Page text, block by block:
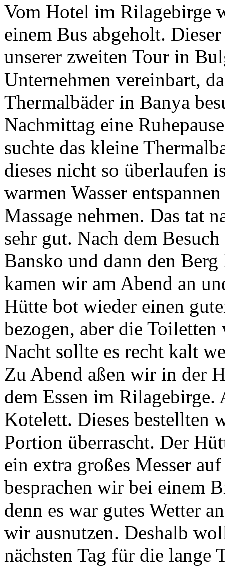
Vom Hotel im Rilagebirge
einem Bus abgeholt.
unserer zweiten Tour in
Unternehmen vereinbart,
Thermalbäder in Banya
Nachmittag eine
suchte das kleine
dieses nicht so überlaufen
warmen Wasser
Massage nehmen. Das tat
sehr gut. Nach dem
Bansko und dann den
kamen wir am Abend an
Hütte bot wieder einen
bezogen, aber die
Nacht sollte es recht kalt
Zu Abend aßen wir in der
dem Essen im Rilagebirge.
Kotelett. Dieses bestellten
Portion überrascht. Der
ein extra großes Messer
besprachen wir bei einem
denn es war gutes Wetter
wir ausnutzen. Deshalb
nächsten Tag für die lange